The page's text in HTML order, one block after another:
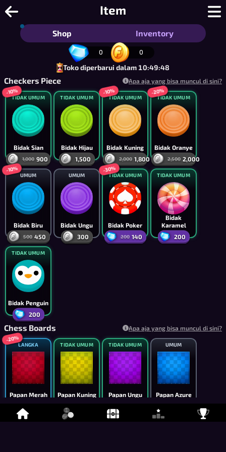
Item
Catur Dam Online - Catur Dam dan
Shop Inventory
0 0
Toko diperbarui dalam 10:49:48
Checkers Piece Apa aja yang bisa muncul di sini?
TIDAK UMUM
Bidak Sian
1,000 900
-10%
TIDAK UMUM
Bidak Hijau
1,500
TIDAK UMUM
Bidak Kuning
2,000 1,800
-10%
TIDAK UMUM
Bidak Oranye
2,500 2,000
-20%
UMUM
Bidak Biru
500 450
-10%
UMUM
Bidak Ungu
300
TIDAK UMUM
Bidak Poker
200 140
-30%
TIDAK UMUM
Bidak
Karamel
200
TIDAK UMUM
Bidak Penguin
200
Chess Boards Apa aja yang bisa muncul di sini?
LANGKA
Papan Merah
4,000
-20%
TIDAK UMUM
Papan Kuning
3,000
TIDAK UMUM
Papan Ungu
1,000
UMUM
Papan Azure
500
UMUM UMUM
-20%
TIDAK UMUM TIDAK UMUM
-10%